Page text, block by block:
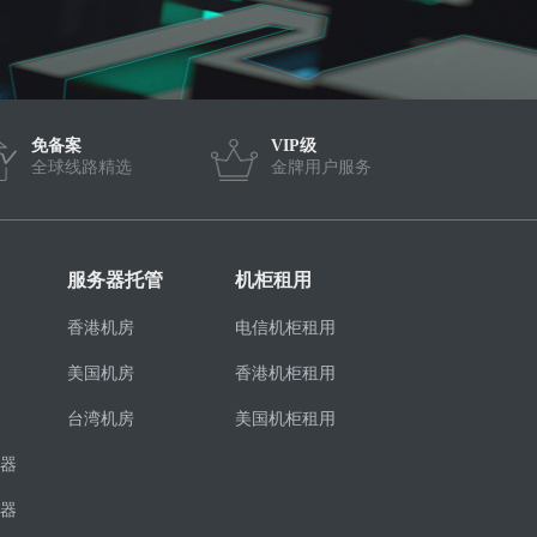
免备案
全球线路精选
VIP级
金牌用户服务
服务器托管
香港机房
美国机房
台湾机房
机柜租用
电信机柜租用
香港机柜租用
美国机柜租用